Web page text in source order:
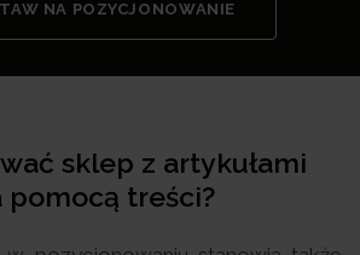
NA POZYCJONOWANIE
sklep z artykułami
pomocą treści?